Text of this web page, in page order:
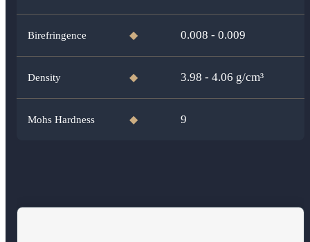
Birefringence ◆ 0.008 - 0.009
Density ◆ 3.98 - 4.06 g/cm³
Mohs Hardness ◆ 9